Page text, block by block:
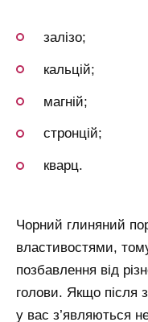
залізо;
кальцій;
магній;
стронцій;
кварц.
Чорний глиняний
властивостями,
позбавлення від
голови. Якщо після
у вас з’являються